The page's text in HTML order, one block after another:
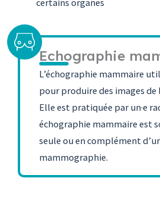
Echographie
L’échographie mammaire
pour produire des images de
Elle est pratiquée par un·e
échographie mammaire est
seule ou en complément
mammographie.